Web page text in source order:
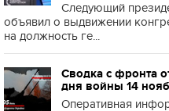
Следующий
объявил о выдвижении
на должность ге...
Сводка с фронта
дня войны 14
Оперативная